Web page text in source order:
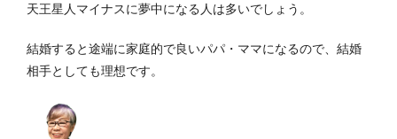
天王星人マイナスに夢中になる人は多いでしょう。
結婚すると途端に家庭的で良いパパ・ママになるので、結婚
相手としても理想です。